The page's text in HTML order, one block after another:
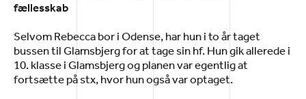
fællesskab
Selvom Rebecca bor i Odense, har hun i to år taget
bussen til Glamsbjerg for at tage sin hf. Hun gik allerede i
10. klasse i Glamsbjerg og planen var egentlig at
fortsætte på stx, hvor hun også var optaget.